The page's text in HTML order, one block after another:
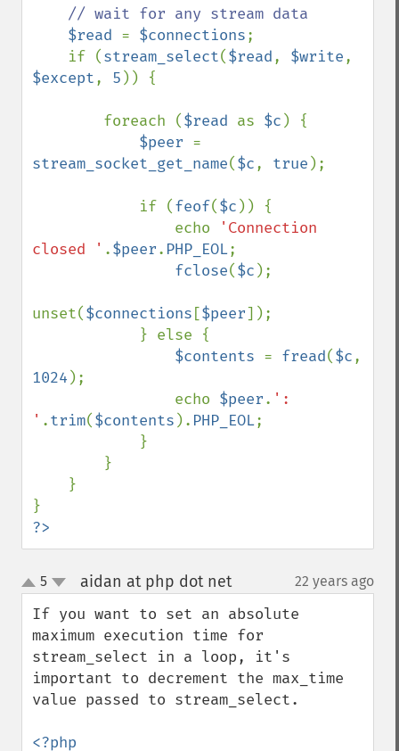
// wait for any stream data
$read = $connections;
    if (
stream_select($read, $write
$except, 5 )) {
        foreach (
$read as $c ) {
$peer
stream_socket_get_name($c, true );
            if (
feof($c )) {
                echo
'Connection
closed ' .$peer. PHP_EOL;
fclose($c );
unset($connections [$peer]);
$contents = fread($c
1024 );
                echo
$peer. ':
' .trim($contents ). PHP_EOL;
?>
up
down
5 aidan at php dot net¶ 22 years ago
If you want to set an absolute
maximum execution time for
stream_select in a loop, it's
important to decrement the max_time
value passed to stream_select.